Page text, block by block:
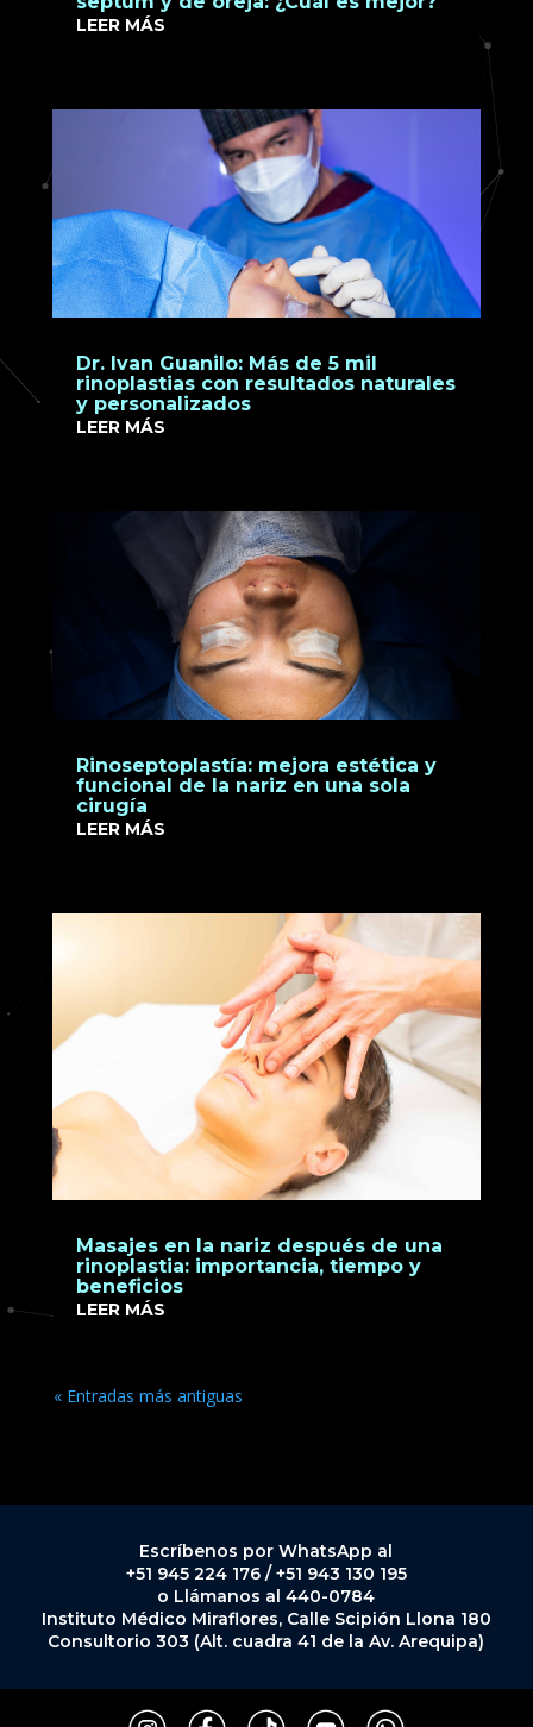
LEER MÁS
Dr. Ivan Guanilo: Más de 5 mil
rinoplastias con resultados naturales
y personalizados
LEER MÁS
Rinoseptoplastía: mejora estética y
funcional de la nariz en una sola
cirugía
LEER MÁS
Masajes en la nariz después de una
rinoplastia: importancia, tiempo y
beneficios
LEER MÁS
« Entradas más antiguas
Escríbenos por WhatsApp al
+51 945 224 176 / +51 943 130 195
o Llámanos al 440-0784
Instituto Médico Miraflores, Calle Scipión Llona 180
Consultorio 303 (Alt. cuadra 41 de la Av. Arequipa)